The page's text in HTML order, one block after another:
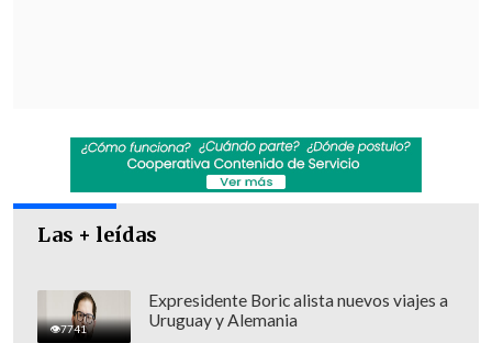
Las + leídas
7741
Expresidente Boric alista nuevos viajes a
Uruguay y Alemania